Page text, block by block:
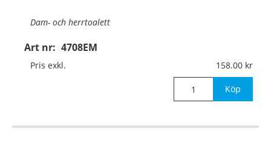
Art nr: 4708EM
Dam- och herrtoalett
Material:Guldanodiserad aluminium, 1mm (plan)
Pris exkl. 158.00
Köp